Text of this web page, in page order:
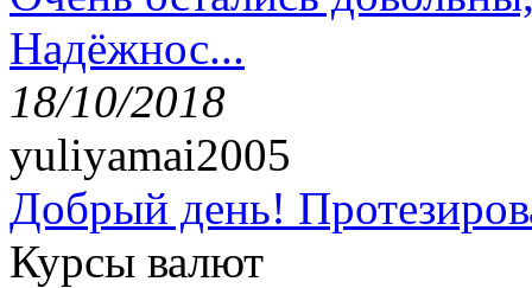
Надёжнос...
18/10/2018
yuliyamai2005
Добрый день!
Курсы валют